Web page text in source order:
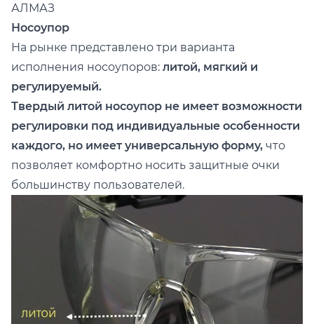
АЛМАЗ
Носоупор
На рынке представлено три варианта
исполнения носоупоров: литой, мягкий и
регулируемый.
Твердый литой носоупор не имеет возможности
регулировки под индивидуальные особенности
каждого, но имеет универсальную форму, что
позволяет комфортно носить защитные очки
большинству пользователей.